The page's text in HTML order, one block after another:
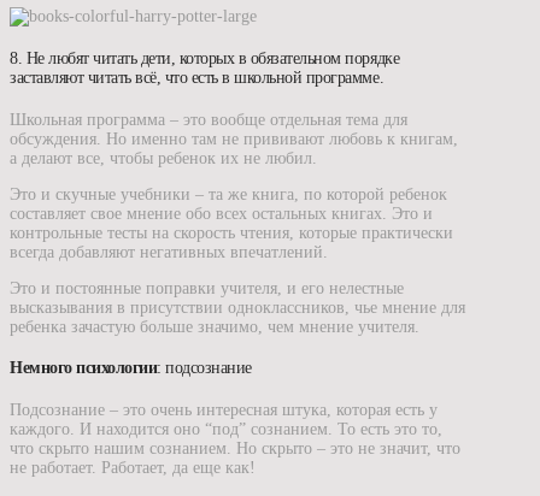
8. Не любят читать дети, которых в обязательном порядке
заставляют читать всё, что есть в школьной программе.
Школьная программа – это вообще отдельная тема для
обсуждения. Но именно там не прививают любовь к книгам,
а делают все, чтобы ребенок их не любил.
Это и скучные учебники – та же книга, по которой ребенок
составляет свое мнение обо всех остальных книгах. Это и
контрольные тесты на скорость чтения, которые практически
всегда добавляют негативных впечатлений.
Это и постоянные поправки учителя, и его нелестные
высказывания в присутствии одноклассников, чье мнение для
ребенка зачастую больше значимо, чем мнение учителя.
Немного психологии: подсознание
Подсознание – это очень интересная штука, которая есть у
каждого. И находится оно “под” сознанием. То есть это то,
что скрыто нашим сознанием. Но скрыто – это не значит, что
не работает. Работает, да еще как!